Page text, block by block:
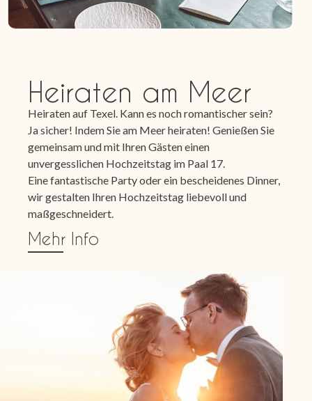
Heiraten am Meer
Heiraten auf Texel. Kann es noch romantischer sein?
Ja sicher! Indem Sie am Meer heiraten! Genießen Sie
gemeinsam und mit Ihren Gästen einen
unvergesslichen Hochzeitstag im Paal 17.
Eine fantastische Party oder ein bescheidenes Dinner,
wir gestalten Ihren Hochzeitstag liebevoll und
maßgeschneidert.
Mehr Info